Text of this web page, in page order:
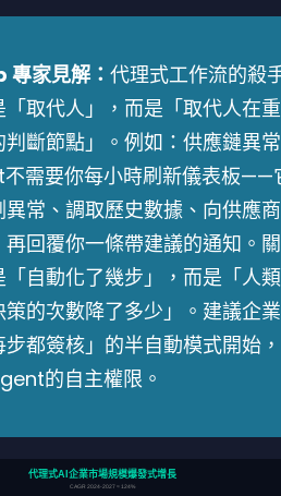
家見解： 代理式工作流的殺
「取代人」，而是「取代人在重
斷節點」。例如：供應鏈異常
需要你每小時刷新儀表板——
常、調取歷史數據、向供應商
回覆你一條帶建議的通知。關
自動化了幾步」，而是「人類
策的次數降了多少」。建議企業
都簽核」的半自動模式開始，
的自主權限。
代理式AI企業市場規模爆發式增長
CAGR 2024-2027 ≈ 124%